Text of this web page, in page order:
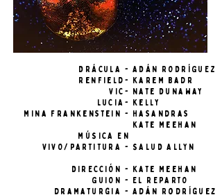
DRÁCULA -
Renfield-
VIC-
LUCIA-
Mina Frankenstein -
MÚSICA EN
VIVO/PARTITURA -
DIRECCIÓN -
GUION -
dramaturgia -
ADÁN RODRÍGUEZ
Karem Badr
Nate Dunaway
Kelly
Hasandras
Kate Meehan
SALUD ALLYN
Kate Meehan
EL REPARTO
Adán Rodríguez